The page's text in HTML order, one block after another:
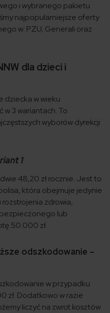
i wybranego pakietu.
najpopularniejsze oferty
w: PZU, Generali oraz
dla dzieci i
dziecka w wieku
w 3 wariantach. To
wyborów dyrekcji
1
48,20 zł rocznie. Jest to
która obejmuje jedynie
zdrowia,
lub
50.000 zł.
odszkodowanie –
w przypadku
zł. Dodatkowo w razie
liczyć na zwrot kosztów